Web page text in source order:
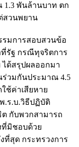
พันล้านบาท ตก
สวนพยาน
รมการสอบสวนข้อ
ที่รัฐ กรณีทุจริตการ
ด้สรุปผลออกมา
ร่วมกันประมาณ 4.5
ช้ค่าเสียหาย
.ร.บ.วิธีปฏิบัติ
ต กับพวกสามารถ
ที่มิชอบด้วย
ที่สุด กระทรวงการ